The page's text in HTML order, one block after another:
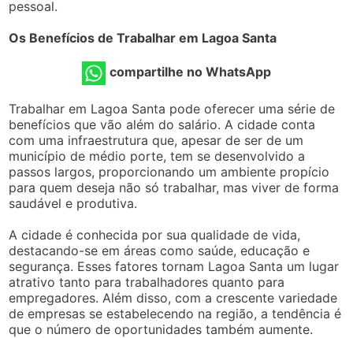
pessoal.
Os Benefícios de Trabalhar em Lagoa Santa
compartilhe no WhatsApp
Trabalhar em Lagoa Santa pode oferecer uma série de
benefícios que vão além do salário. A cidade conta
com uma infraestrutura que, apesar de ser de um
município de médio porte, tem se desenvolvido a
passos largos, proporcionando um ambiente propício
para quem deseja não só trabalhar, mas viver de forma
saudável e produtiva.
A cidade é conhecida por sua qualidade de vida,
destacando-se em áreas como saúde, educação e
segurança. Esses fatores tornam Lagoa Santa um lugar
atrativo tanto para trabalhadores quanto para
empregadores. Além disso, com a crescente variedade
de empresas se estabelecendo na região, a tendência é
que o número de oportunidades também aumente.